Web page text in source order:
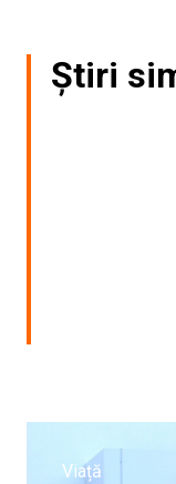
Știri
Viață